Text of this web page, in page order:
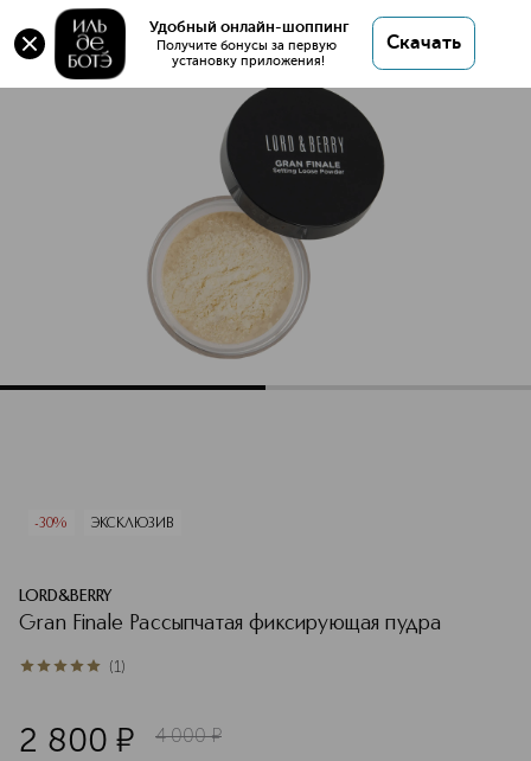
Удобный онлайн-шоппинг
Получите бонусы за первую
установку приложения!
Скачать
Оригинал 💯 Gran Finale Рассыпчатая
фиксирующая пудра купить в интернет магазине
ИЛЬ ДЕ БОТЭ с доставкой.
Gran Finale Рассыпчатая фиксирующая пудра
Характеристики
-30% ЭКСКЛЮЗИВ
LORD&BERRY
Gran Finale Рассыпчатая фиксирующая пудра
5из 51 (1)
2 800 ¤ 4 000 ¤